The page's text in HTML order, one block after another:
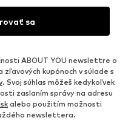
sa
ABOUT YOU newslettre o
kupónoch v súlade s
. Svoj súhlas môžeš kedykoľvek
zaslaním správy na adresu
alebo použitím možnosti
newslettera.